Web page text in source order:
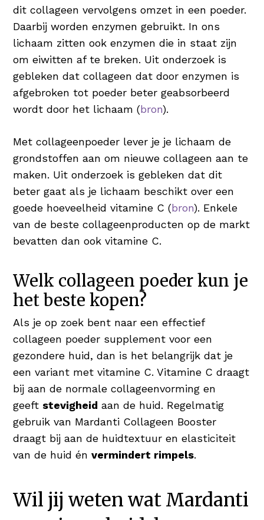
dit collageen vervolgens omzet in een poeder.
Daarbij worden enzymen gebruikt. In ons
lichaam zitten ook enzymen die in staat zijn
om eiwitten af te breken. Uit onderzoek is
gebleken dat collageen dat door enzymen is
afgebroken tot poeder beter geabsorbeerd
wordt door het lichaam (bron).
Met collageenpoeder lever je je lichaam de
grondstoffen aan om nieuwe collageen aan te
maken. Uit onderzoek is gebleken dat dit
beter gaat als je lichaam beschikt over een
goede hoeveelheid vitamine C (bron). Enkele
van de beste collageenproducten op de markt
bevatten dan ook vitamine C.
Welk collageen poeder kun je
het beste kopen?
Als je op zoek bent naar een effectief
collageen poeder supplement voor een
gezondere huid, dan is het belangrijk dat je
een variant met vitamine C. Vitamine C draagt
bij aan de normale collageenvorming en
geeft stevigheid aan de huid. Regelmatig
gebruik van Mardanti Collageen Booster
draagt bij aan de huidtextuur en elasticiteit
van de huid énvermindert rimpels.
Wil jij weten wat Mardanti